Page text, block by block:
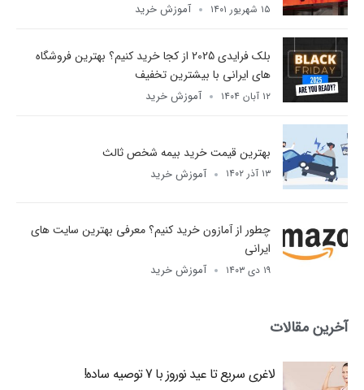
۱۵ شهریور ۱۴۰۱ آموزش خرید
بلک فرایدی 2025 از کجا خرید کنیم؟ بهترین فروشگاه
های ایرانی با بیشترین تخفیف
۱۲ آبان ۱۴۰۴ آموزش خرید
بهترین قیمت خرید بیمه شخص ثالث
۱۳ آذر ۱۴۰۲ آموزش خرید
چطور از آمازون خرید کنیم؟ معرفی بهترین سایت های
ایرانی
۱۹ دی ۱۴۰۳ آموزش خرید
آخرین مقالات
لاغری سریع تا عید نوروز با 7 توصیه ساده!